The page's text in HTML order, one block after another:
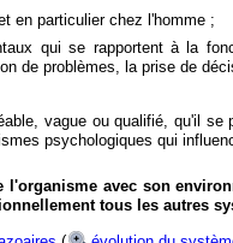
en particulier chez l'homme ;
qui se rapportent à la
de problèmes, la prise de
vague ou qualifié, qu'il
psychologiques qui
avec son
tous les autres